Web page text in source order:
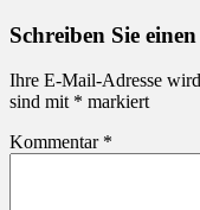
Schreiben Sie
Ihre E-Mail-Adresse
sind mit * markiert
Kommentar *